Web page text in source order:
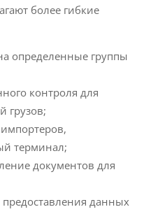
более гибкие
определенные группы
контроля для
грузов;
терминал;
документов для
данных